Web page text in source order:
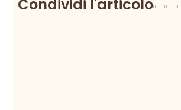
Condividi l'articolo